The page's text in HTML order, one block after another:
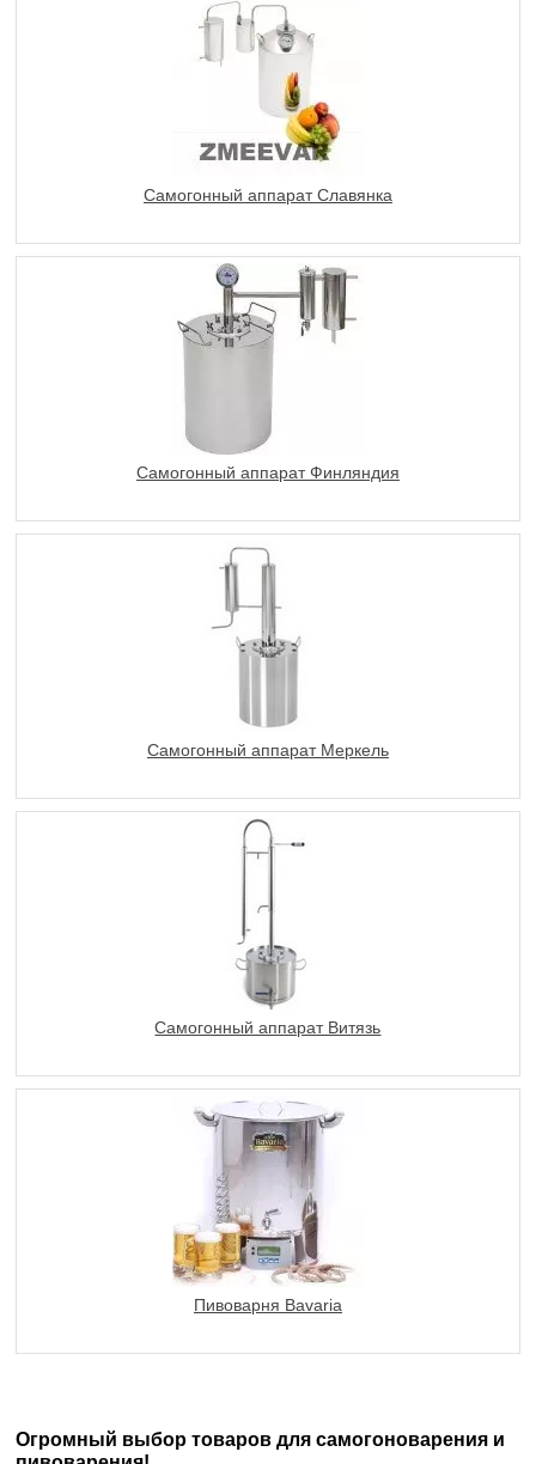
Самогонный аппарат Славянка
Самогонный аппарат Финляндия
Самогонный аппарат Меркель
Самогонный аппарат Витязь
Пивоварня Bavaria
Огромный выбор товаров для самогоноварения и